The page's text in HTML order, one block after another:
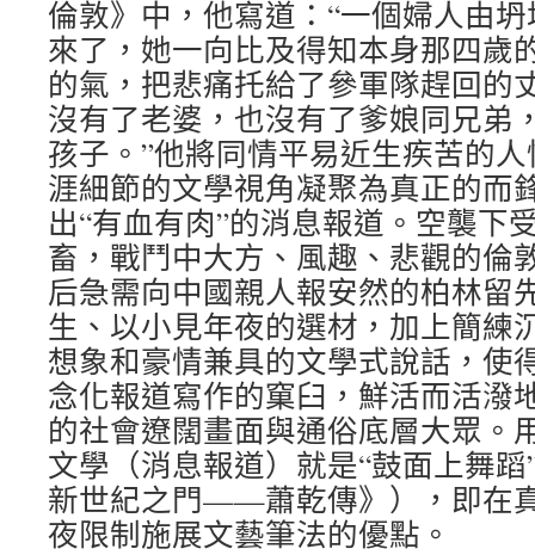
倫敦》中，他寫道：“一個婦人由
來了，她一向比及得知本身那四歲
的氣，把悲痛托給了參軍隊趕回的
沒有了老婆，也沒有了爹娘同兄弟
孩子。”他將同情平易近生疾苦的
涯細節的文學視角凝聚為真正的而
出“有血有肉”的消息報道。空襲下
畜，戰鬥中大方、風趣、悲觀的倫
后急需向中國親人報安然的柏林
生、以小見年夜的選材，加上簡練
想象和豪情兼具的文學式說話，使
念化報道寫作的窠臼，鮮活而活潑
的社會遼闊畫面與通俗底層大眾。
文學（消息報道）就是“鼓面上舞
新世紀之門——蕭乾傳》），即在
夜限制施展文藝筆法的優點。